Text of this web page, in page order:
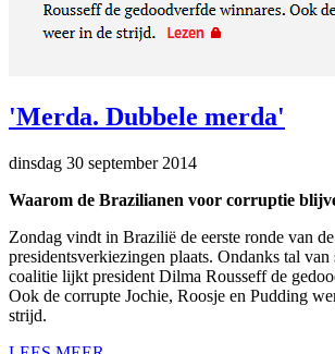
'Merda. Dubbele merda'
dinsdag 30 september 2014
Waarom de Brazilianen voor corruptie
Zondag vindt in Brazilië de eerste ronde van de
presidentsverkiezingen plaats. Ondanks tal van
coalitie lijkt president Dilma Rousseff de
Ook de corrupte Jochie, Roosje en Pudding
strijd.